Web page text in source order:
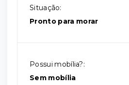
Situação:
Pronto para morar
Possui mobília?:
Sem mobília